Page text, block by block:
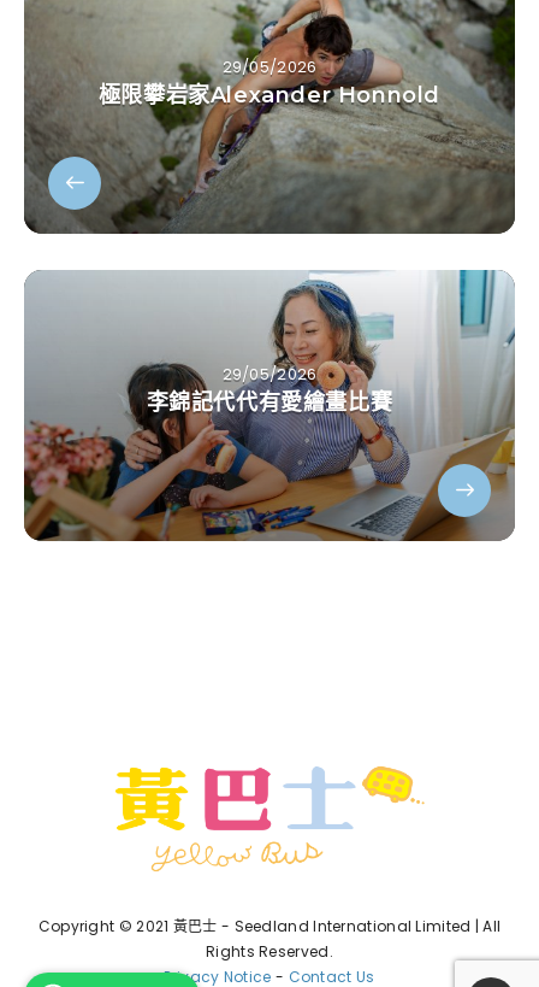
29/05/2026
極限攀岩家Alexander Honnold
29/05/2026
李錦記代代有愛繪畫比賽
Copyright © 2021 黃巴士 - Seedland International Limited | All
Rights Reserved.
Privacy Notice - Contact Us